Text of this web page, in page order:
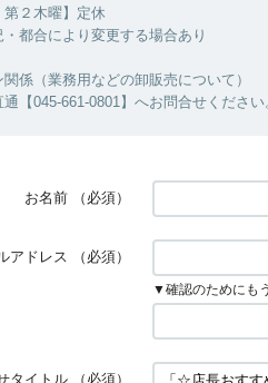
第２木曜】定休
都合により変更する場合あり
係（業務用などの卸販売について）
【045-661-0801】へお問合せください
お名前 （必須）
アドレス （必須）
▼確認のためにも
タイトル （必須）